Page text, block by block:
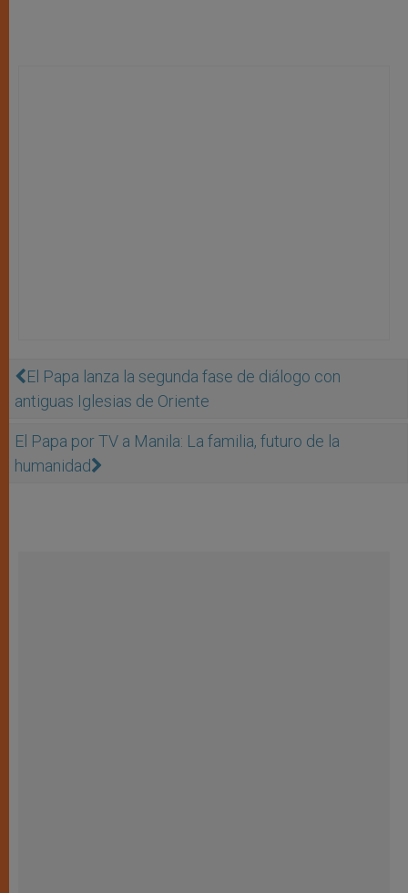
El Papa lanza la segunda fase de diálogo con
antiguas Iglesias de Oriente
El Papa por TV a Manila: La familia, futuro de la
humanidad